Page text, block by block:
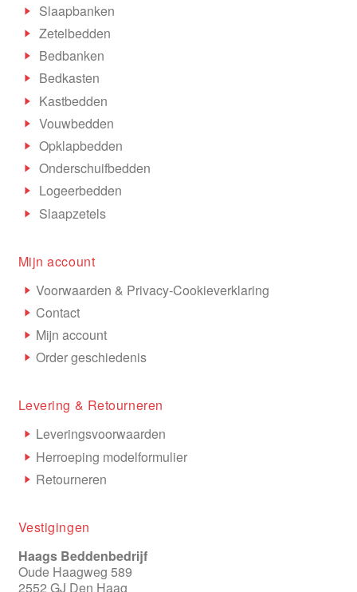
Slaapbanken
Zetelbedden
Bedbanken
Bedkasten
Kastbedden
Vouwbedden
Opklapbedden
Onderschuifbedden
Logeerbedden
Slaapzetels
Mijn account
Voorwaarden & Privacy-Cookieverklaring
Contact
Mijn account
Order geschiedenis
Levering & Retourneren
Leveringsvoorwaarden
Herroeping modelformulier
Retourneren
Vestigingen
Haags Beddenbedrijf
Oude Haagweg 589
2552 GJ Den Haag